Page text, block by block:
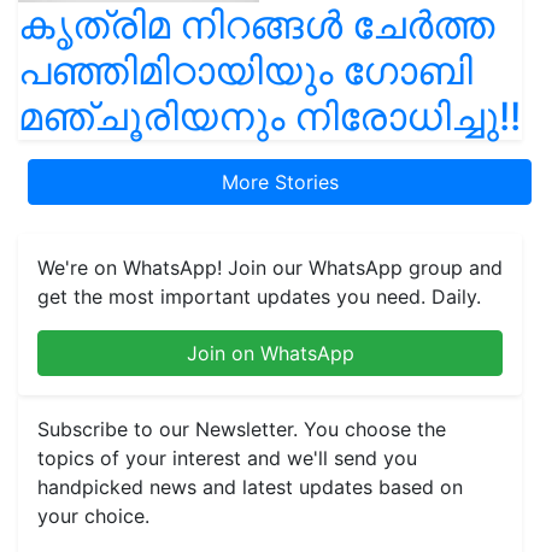
കൃത്രിമ നിറങ്ങൾ ചേർത്ത
പഞ്ഞിമിഠായിയും ഗോബി
മഞ്ചൂരിയനും നിരോധിച്ചു!!
More Stories
We're on WhatsApp! Join our WhatsApp group and
get the most important updates you need. Daily.
Join on WhatsApp
Subscribe to our Newsletter. You choose the
topics of your interest and we'll send you
handpicked news and latest updates based on
your choice.